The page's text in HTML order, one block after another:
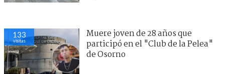
134
visitas
Muere joven de 28 años que
participó en el "Club de la Pelea"
de Osorno